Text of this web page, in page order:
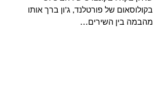
בקולוסאום של פורטלנד, ג’ון ברך אותו
מהבמה בין השירים…